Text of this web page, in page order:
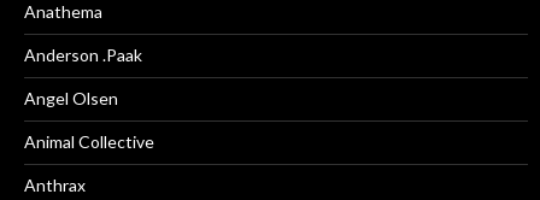
Anathema
Anderson .Paak
Angel Olsen
Animal Collective
Anthrax